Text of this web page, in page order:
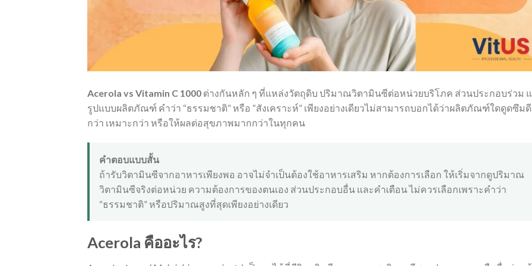
Acerola vs Vitamin C 1000 ต่างกันหลัก ๆ ที่แหล่งวัตถุดิบ ปริมาณวิตามินซีต่อหน่วยบริโภค ส่วนประกอบร่วม
รูปแบบผลิตภัณฑ์ คำว่า “ธรรมชาติ” หรือ “สังเคราะห์” เพียงอย่างเดียวไม่สามารถบอกได้ว่าผลิตภัณฑ์ใดดูดซึมดี
กว่า เหมาะกว่า หรือให้ผลต่อสุขภาพมากกว่าในทุกคน
คำตอบแบบสั้น
ถ้ารับวิตามินซีจากอาหารเพียงพอ อาจไม่จำเป็นต้องใช้อาหารเสริม หากต้องการเลือก ให้เริ่มจากดูปริมาณ
วิตามินซีจริงต่อหน่วย ความต้องการของตนเอง ส่วนประกอบอื่น และคำเตือน ไม่ควรเลือกเพราะคำว่า
“ธรรมชาติ” หรือปริมาณสูงที่สุดเพียงอย่างเดียว
Acerola คืออะไร?